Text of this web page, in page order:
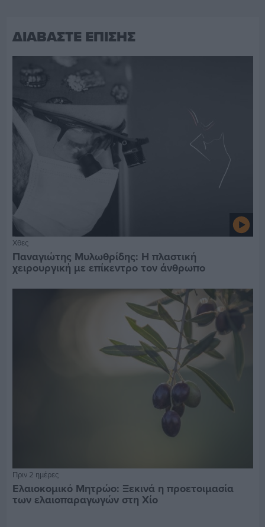
ΔΙΑΒΑΣΤΕ ΕΠΙΣΗΣ
Χθες
Παναγιώτης Μυλωθρίδης: Η πλαστική
χειρουργική με επίκεντρο τον άνθρωπο
Πριν 2 ημέρες
Ελαιοκομικό Μητρώο: Ξεκινά η προετοιμασία
των ελαιοπαραγωγών στη Χίο